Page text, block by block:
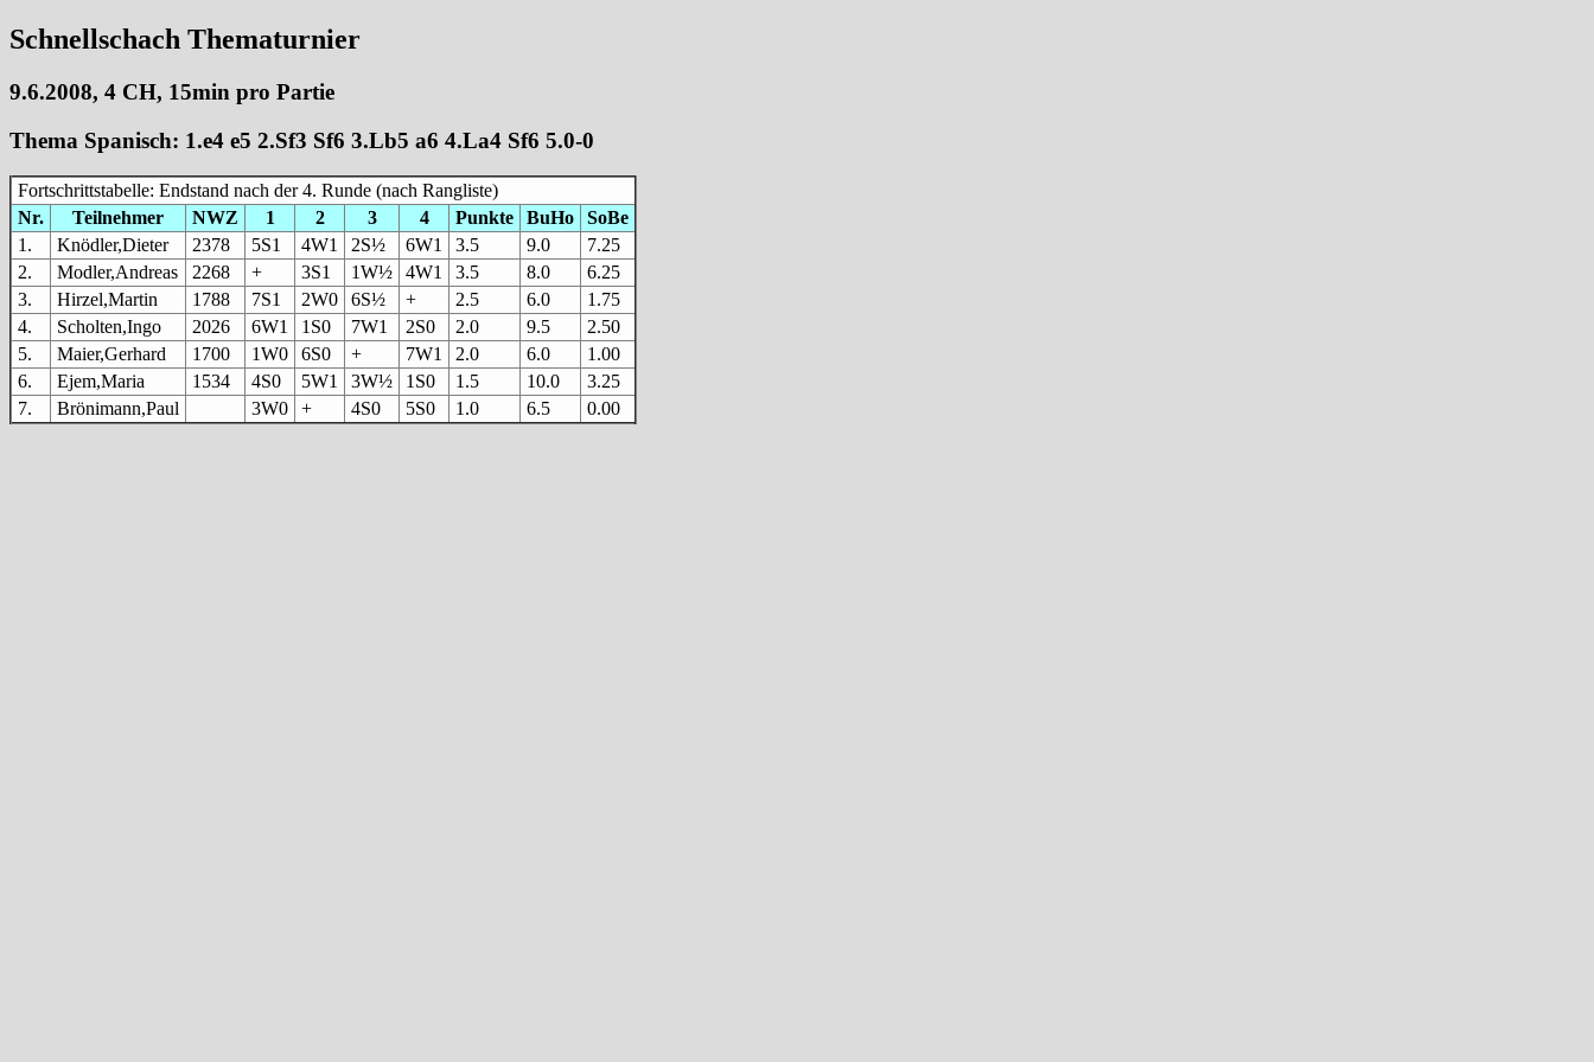
Schnellschach Thematurnier
9.6.2008, 4 CH, 15min pro Partie
Thema Spanisch: 1.e4 e5 2.Sf3 Sf6 3.Lb5 a6 4.La4 Sf6 5.0-0
Fortschrittstabelle: Endstand nach der 4. Runde (nach Rangliste)
Nr.
Teilnehmer NWZ 1 2 3 4 Punkte BuHo
SoBe
1.
Knödler,Dieter 2378 5S1 4W1 2S½ 6W1 3.5 9.0
7.25
2.
Modler,Andreas 2268 + 3S1 1W½ 4W1 3.5 8.0
6.25
3.
Hirzel,Martin 1788 7S1 2W0 6S½ + 2.5 6.0
1.75
4.
Scholten,Ingo 2026 6W1 1S0 7W1 2S0 2.0 9.5
2.50
5.
Maier,Gerhard 1700 1W0 6S0 + 7W1 2.0 6.0
1.00
6.
Ejem,Maria 1534 4S0 5W1 3W½ 1S0 1.5 10.0
3.25
7.
Brönimann,Paul 3W0 + 4S0 5S0 1.0 6.5 0.00